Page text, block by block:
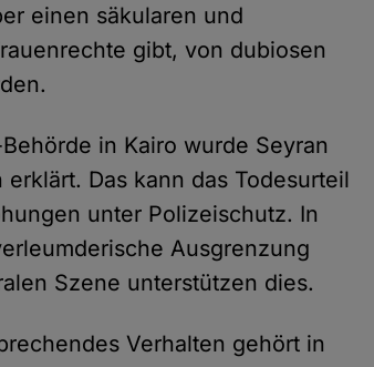
einen säkularen und
gibt, von dubiosen
in Kairo wurde Seyran
Das kann das Todesurteil
unter Polizeischutz. In
Ausgrenzung
Szene unterstützen dies.
Verhalten gehört in